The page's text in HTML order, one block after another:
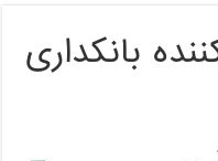
بانکداری